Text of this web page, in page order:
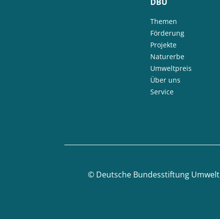
Themen
Förderung
Projekte
Naturerbe
Umweltpreis
Über uns
Service
© Deutsche Bundesstiftung Umwelt